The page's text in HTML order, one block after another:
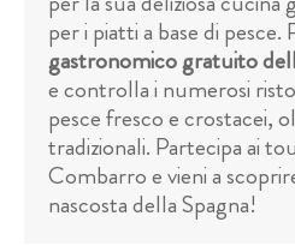
per i piatti a base di pesce.
gastronomico gratuito
e controlla i numerosi
pesce fresco e crostacei,
tradizionali. Partecipa ai
Combarro e vieni a
nascosta della Spagna!